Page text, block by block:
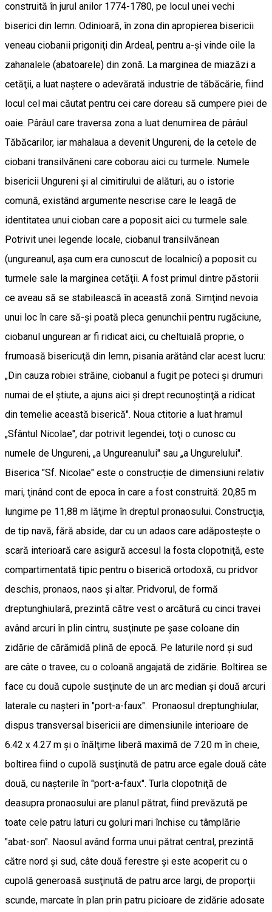
construită în jurul anilor 1774-1780, pe locul unei vechi
biserici din lemn. Odinioară, în zona din apropierea bisericii
veneau ciobanii prigoniţi din Ardeal, pentru a-şi vinde oile la
zahanalele (abatoarele) din zonă. La marginea de miazăzi a
cetăţii, a luat naştere o adevărată industrie de tăbăcărie, fiind
locul cel mai căutat pentru cei care doreau să cumpere piei de
oaie. Pârâul care traversa zona a luat denumirea de pârâul
Tăbăcarilor, iar mahalaua a devenit Ungureni, de la cetele de
ciobani transilvăneni care coborau aici cu turmele. Numele
bisericii Ungureni şi al cimitirului de alături, au o istorie
comună, existând argumente nescrise care le leagă de
identitatea unui cioban care a poposit aici cu turmele sale.
Potrivit unei legende locale, ciobanul transilvănean
(ungureanul, aşa cum era cunoscut de localnici) a poposit cu
turmele sale la marginea cetăţii. A fost primul dintre păstorii
ce aveau să se stabilească în această zonă. Simţind nevoia
unui loc în care să-şi poată pleca genunchii pentru rugăciune,
ciobanul ungurean ar fi ridicat aici, cu cheltuială proprie, o
frumoasă bisericuţă din lemn, pisania arătând clar acest lucru:
„Din cauza robiei străine, ciobanul a fugit pe poteci şi drumuri
numai de el ştiute, a ajuns aici şi drept recunoştinţă a ridicat
din temelie această biserică". Noua ctitorie a luat hramul
„Sfântul Nicolae", dar potrivit legendei, toţi o cunosc cu
numele de Ungureni, „a Ungureanului" sau „a Ungurelului".
Biserica "Sf. Nicolae" este o construcție de dimensiuni relativ
mari, ţinând cont de epoca în care a fost construită: 20,85 m
lungime pe 11,88 m lăţime în dreptul pronaosului. Construcţia,
de tip navă, fără abside, dar cu un adaos care adăposteşte o
scară interioară care asigură accesul la fosta clopotniţă, este
compartimentată tipic pentru o biserică ortodoxă, cu pridvor
deschis, pronaos, naos şi altar. Pridvorul, de formă
dreptunghiulară, prezintă către vest o arcătură cu cinci travei
având arcuri în plin cintru, susţinute pe şase coloane din
zidărie de cărămidă plină de epocă. Pe laturile nord şi sud
are câte o travee, cu o coloană angajată de zidărie. Boltirea se
face cu două cupole susţinute de un arc median şi două arcuri
laterale cu naşteri în "port-a-faux". Pronaosul dreptunghiular,
dispus transversal bisericii are dimensiunile interioare de
6.42 x 4.27 m şi o înălţime liberă maximă de 7.20 m în cheie,
boltirea fiind o cupolă susţinută de patru arce egale două câte
două, cu naşterile în "port-a-faux". Turla clopotniţă de
deasupra pronaosului are planul pătrat, fiind prevăzută pe
toate cele patru laturi cu goluri mari închise cu tâmplărie
"abat-son". Naosul având forma unui pătrat central, prezintă
către nord şi sud, câte două ferestre şi este acoperit cu o
cupolă generoasă susţinută de patru arce largi, de proporţii
scunde, marcate în plan prin patru picioare de zidărie adosate